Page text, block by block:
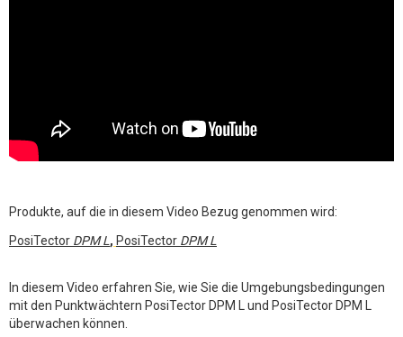
Produkte, auf die in diesem Video Bezug genommen wird:
PosiTector DPM L , PosiTector DPM L
In diesem Video erfahren Sie, wie Sie die Umgebungsbedingungen
mit den Punktwächtern PosiTector DPM L und PosiTector DPM L
überwachen können.